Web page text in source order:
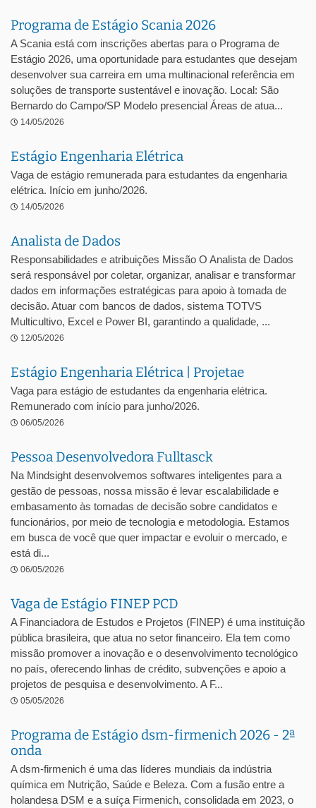
Programa de Estágio Scania 2026
A Scania está com inscrições abertas para o Programa de
Estágio 2026, uma oportunidade para estudantes que desejam
desenvolver sua carreira em uma multinacional referência em
soluções de transporte sustentável e inovação. Local: São
Bernardo do Campo/SP Modelo presencial Áreas de atua...
14/05/2026
Estágio Engenharia Elétrica
Vaga de estágio remunerada para estudantes da engenharia
elétrica. Início em junho/2026.
14/05/2026
Analista de Dados
Responsabilidades e atribuições Missão O Analista de Dados
será responsável por coletar, organizar, analisar e transformar
dados em informações estratégicas para apoio à tomada de
decisão. Atuar com bancos de dados, sistema TOTVS
Multicultivo, Excel e Power BI, garantindo a qualidade, ...
12/05/2026
Estágio Engenharia Elétrica | Projetae
Vaga para estágio de estudantes da engenharia elétrica.
Remunerado com início para junho/2026.
06/05/2026
Pessoa Desenvolvedora Fulltasck
Na Mindsight desenvolvemos softwares inteligentes para a
gestão de pessoas, nossa missão é levar escalabilidade e
embasamento às tomadas de decisão sobre candidatos e
funcionários, por meio de tecnologia e metodologia. Estamos
em busca de você que quer impactar e evoluir o mercado, e
está di...
06/05/2026
Vaga de Estágio FINEP PCD
A Financiadora de Estudos e Projetos (FINEP) é uma instituição
pública brasileira, que atua no setor financeiro. Ela tem como
missão promover a inovação e o desenvolvimento tecnológico
no país, oferecendo linhas de crédito, subvenções e apoio a
projetos de pesquisa e desenvolvimento. A F...
05/05/2026
Programa de Estágio dsm-firmenich 2026 - 2ª
onda
A dsm-firmenich é uma das líderes mundiais da indústria
química em Nutrição, Saúde e Beleza. Com a fusão entre a
holandesa DSM e a suíça Firmenich, consolidada em 2023, o